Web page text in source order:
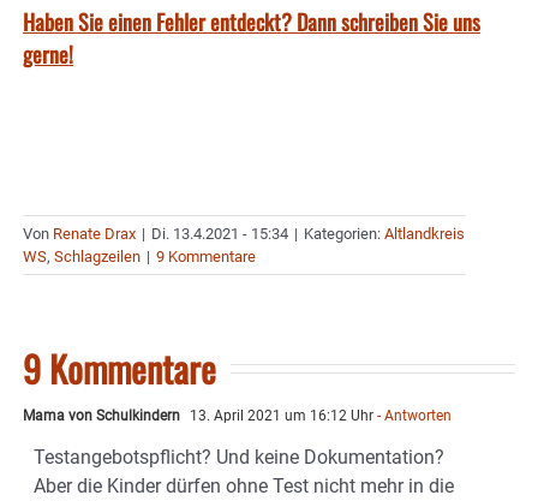
Haben Sie einen Fehler entdeckt? Dann schreiben Sie uns
gerne!
Von Renate Drax | Di. 13.4.2021 - 15:34 | Kategorien: Altlandkreis
WS, Schlagzeilen | 9 Kommentare
9 Kommentare
Mama von Schulkindern 13. April 2021 um 16:12 Uhr - Antworten
Testangebotspflicht? Und keine Dokumentation?
Aber die Kinder dürfen ohne Test nicht mehr in die